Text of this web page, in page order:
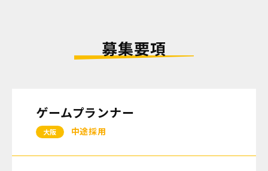
募集要項
ゲームプランナー
大阪 中途採用